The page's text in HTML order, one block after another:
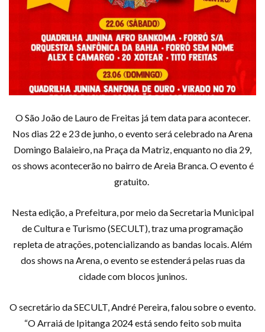
O São João de Lauro de Freitas já tem data para acontecer.
Nos dias 22 e 23 de junho, o evento será celebrado na Arena
Domingo Balaieiro, na Praça da Matriz, enquanto no dia 29,
os shows acontecerão no bairro de Areia Branca. O evento é
gratuito.
Nesta edição, a Prefeitura, por meio da Secretaria Municipal
de Cultura e Turismo (SECULT), traz uma programação
repleta de atrações, potencializando as bandas locais. Além
dos shows na Arena, o evento se estenderá pelas ruas da
cidade com blocos juninos.
O secretário da SECULT, André Pereira, falou sobre o evento.
“O Arraiá de Ipitanga 2024 está sendo feito sob muita